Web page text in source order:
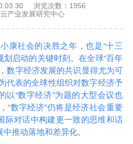
浏览次数：1956
产业发展研究中心
康社会的决胜之年，也是“十三
划启动的关键时刻。在全球“百年
数字经济发展的共识显得尤为可
代表的全球性组织对数字经济予
以“数字经济”为题的大型会议也
“数字经济”仍将是经济社会重要
际对话中构建更一致的思维和话
推动落地和差异化。